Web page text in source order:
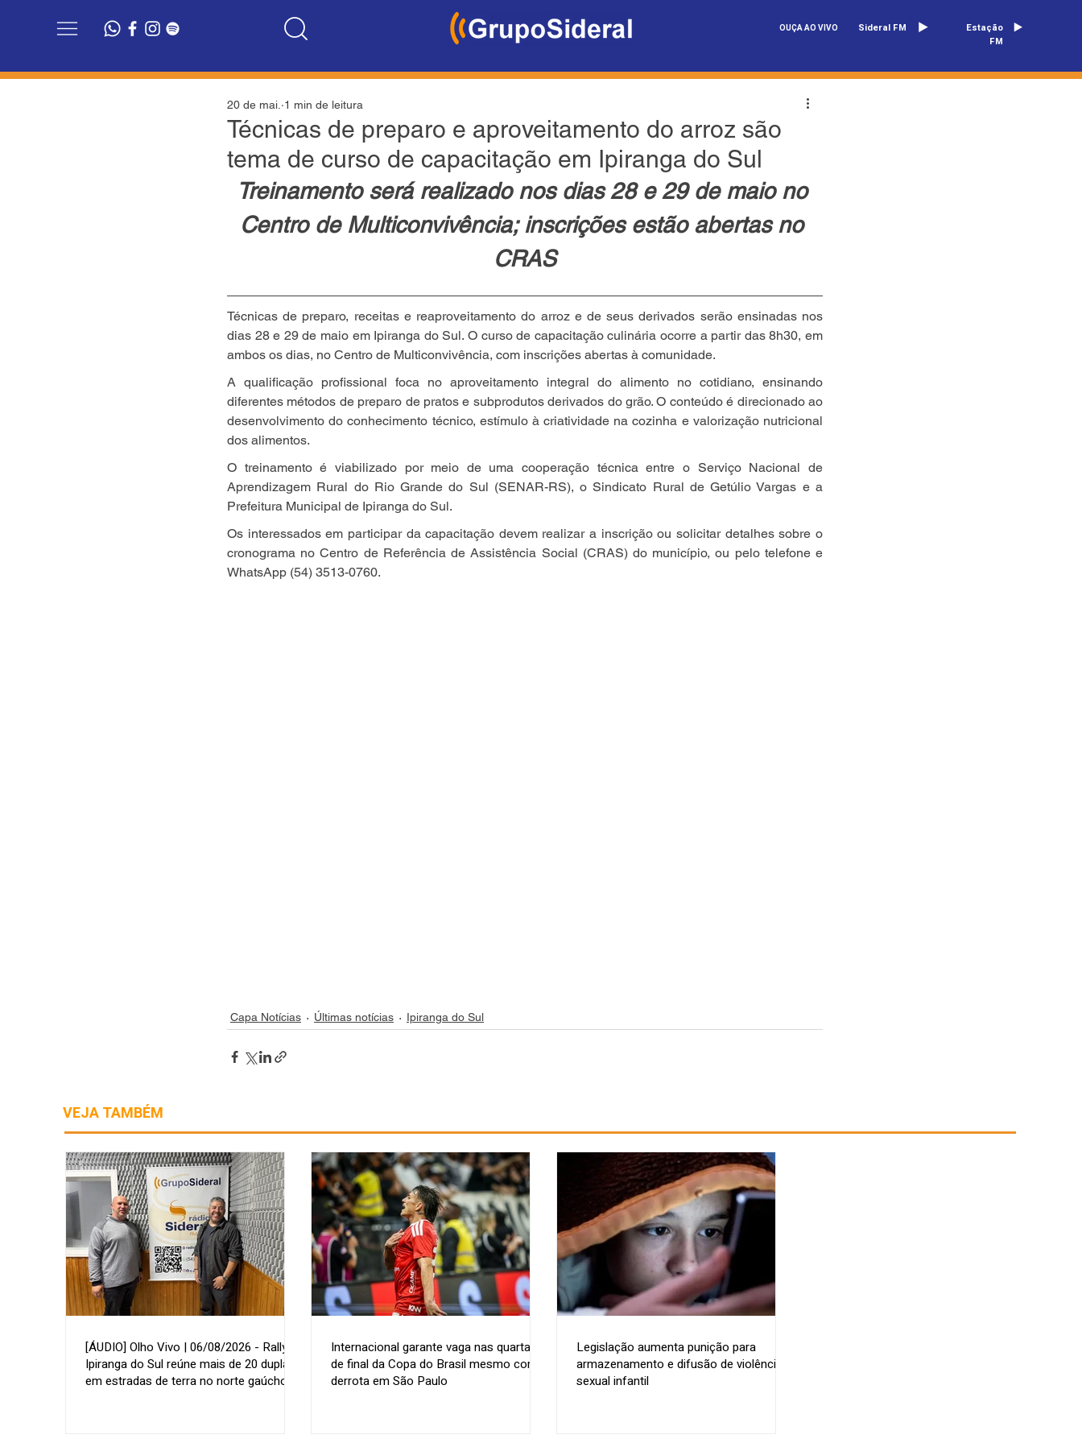
OUÇA AO VIVO Sideral FM
Estação
FM
Técnicas de preparo e aproveitamento do arroz são
tema de curso de capacitação em Ipiranga do Sul
20 de mai. 1 min de leitura
Treinamento será realizado nos dias 28 e 29 de maio no
Centro de Multiconvivência; inscrições estão abertas no
CRAS
Técnicas de preparo, receitas e reaproveitamento do arroz e de seus derivados serão ensinadas nos
dias 28 e 29 de maio em Ipiranga do Sul. O curso de capacitação culinária ocorre a partir das 8h30, em
ambos os dias, no Centro de Multiconvivência, com inscrições abertas à comunidade.
A qualificação profissional foca no aproveitamento integral do alimento no cotidiano, ensinando
diferentes métodos de preparo de pratos e subprodutos derivados do grão. O conteúdo é direcionado ao
desenvolvimento do conhecimento técnico, estímulo à criatividade na cozinha e valorização nutricional
dos alimentos.
O treinamento é viabilizado por meio de uma cooperação técnica entre o Serviço Nacional de
Aprendizagem Rural do Rio Grande do Sul (SENAR-RS), o Sindicato Rural de Getúlio Vargas e a
Prefeitura Municipal de Ipiranga do Sul.
Os interessados em participar da capacitação devem realizar a inscrição ou solicitar detalhes sobre o
cronograma no Centro de Referência de Assistência Social (CRAS) do município, ou pelo telefone e
WhatsApp (54) 3513-0760.
Capa Notícias Últimas notícias Ipiranga do Sul
VEJA TAMBÉM
[ÁUDIO] Olho Vivo | 06/08/2026 - Rally de
Ipiranga do Sul reúne mais de 20 duplas
em estradas de terra no norte gaúcho
Internacional garante vaga nas quartas
de final da Copa do Brasil mesmo com
derrota em São Paulo
Legislação aumenta punição para
armazenamento e difusão de violência
sexual infantil